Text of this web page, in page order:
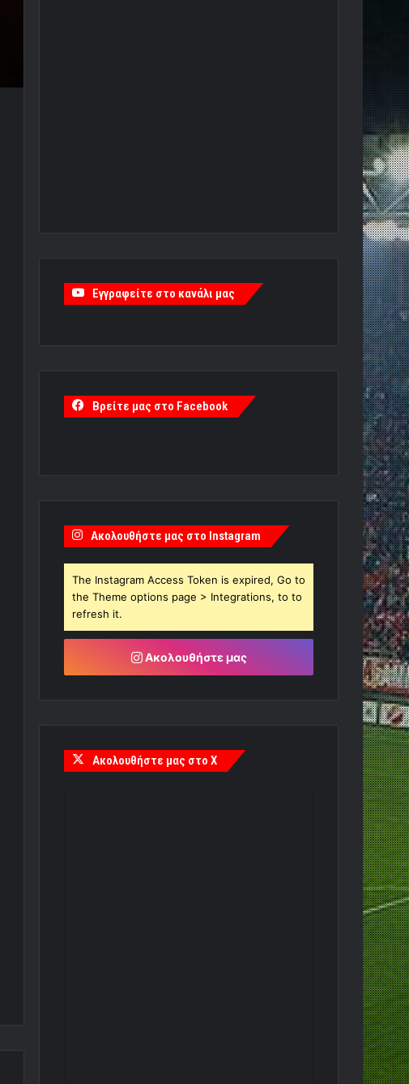
Εγγραφείτε στο κανάλι μας
Βρείτε μας στο Facebook
Ακολουθήστε μας στο Instagram
The Instagram Access Token is expired, Go to
the Theme options page > Integrations, to to
refresh it.
Ακολουθήστε μας
Ακολουθήστε μας στο X